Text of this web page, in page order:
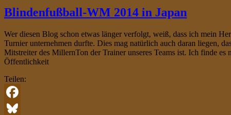
Blindenfußball-WM 2014 in Japan
Wer diesen Blog schon etwas länger verfolgt, weiß, dass ich mein
Turnier unternehmen durfte. Dies mag natürlich auch daran liegen,
Mitstreiter des MillernTon der Trainer unseres Teams ist. Ich finde
Öffentlichkeit
Teilen:
Facebook